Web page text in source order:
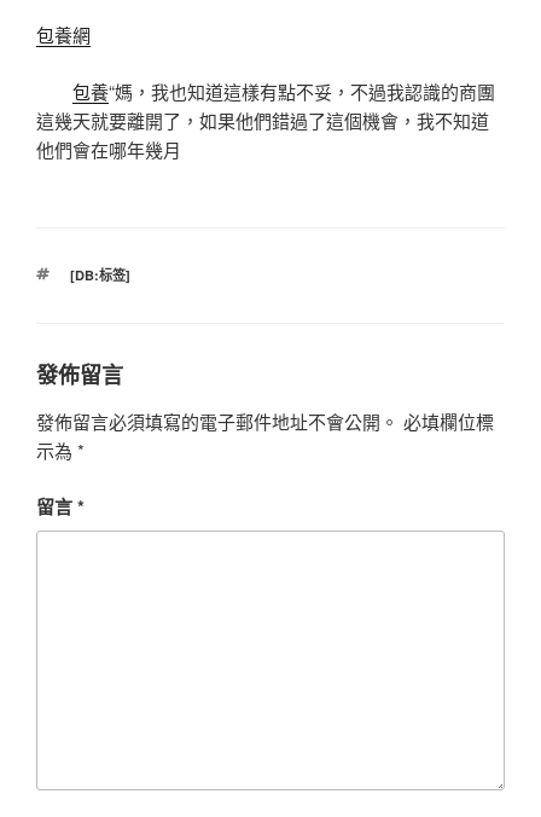
包養網
包養“媽，我也知道這樣有點不妥，不過我認識的商團
這幾天就要離開了，如果他們錯過了這個機會，我不知道
他們會在哪年幾月
標
[DB:标签]
發佈留言
發佈留言必須填寫的電子郵件地址不會公開。 必填欄位標
示為 *
留言*